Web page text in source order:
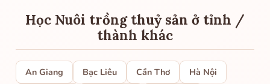
Học Nuôi trồng thuỷ sản ở tỉnh /
thành khác
An Giang Bạc Liêu Cần Thơ
Hà Nội